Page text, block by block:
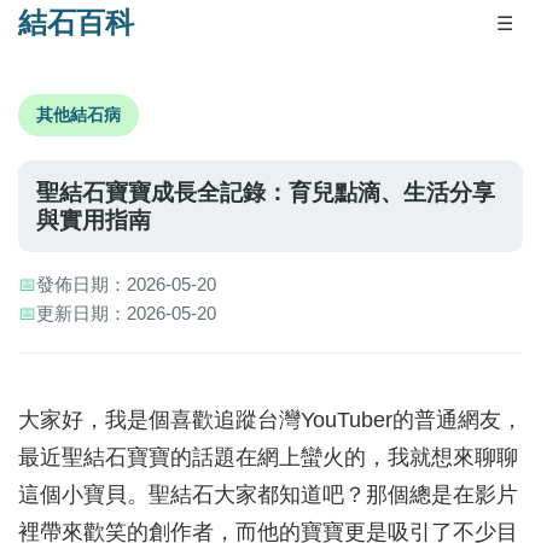
結石百科 ☰
其他結石病
聖結石寶寶成長全記錄：育兒點滴、生活分享
與實用指南
📅發佈日期：2026-05-20
📅更新日期：2026-05-20
大家好，我是個喜歡追蹤台灣YouTuber的普通網友，
最近聖結石寶寶的話題在網上蠻火的，我就想來聊聊
這個小寶貝。聖結石大家都知道吧？那個總是在影片
裡帶來歡笑的創作者，而他的寶寶更是吸引了不少目